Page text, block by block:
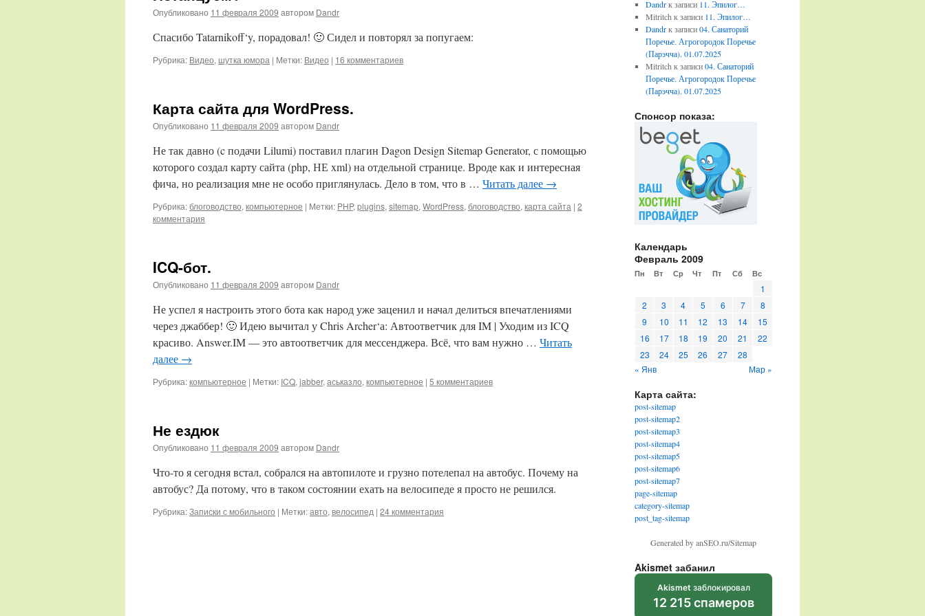
Опубликовано 11 февраля 2009 автором Dandr
Спасибо Tatarnikoff‘y, порадовал! 🙂 Сидел и повторял за попугаем:
Рубрика: Видео, шутка юмора | Метки: Видео | 16 комментариев
Карта сайта для WordPress.
Опубликовано 11 февраля 2009 автором Dandr
Не так давно (c подачи Lilumi) поставил плагин Dagon Design Sitemap Generator, с помощью
которого создал карту сайта (php, НЕ xml) на отдельной странице. Вроде как и интересная
фича, но реализация мне не особо приглянулась. Дело в том, что в … Читать далее →
Рубрика:блоговодство, компьютерное | Метки: PHP, plugins, sitemap, WordPress, блоговодство, карта сайта | 2
комментария
ICQ-бот.
Опубликовано 11 февраля 2009 автором Dandr
Не успел я настроить этого бота как народ уже заценил и начал делиться впечатлениями
через джаббер! 🙂 Идею вычитал у Chris Archer‘а: Автоответчик для IM | Уходим из ICQ
красиво. Answer.IM — это автоответчик для мессенджера. Всё, что вам нужно … Читать
далее →
Рубрика:компьютерное | Метки: ICQ, jabber, аськазло, компьютерное | 5 комментариев
Не ездюк
Опубликовано 11 февраля 2009 автором Dandr
Что-то я сегодня встал, собрался на автопилоте и грузно потелепал на автобус. Почему на
автобус? Да потому, что в таком состоянии ехать на велосипеде я просто не решился.
Рубрика:Записки с мобильного | Метки:авто, велосипед | 24 комментария
Dandrк записи 11. Эпилог…
Mitritch к записи 11. Эпилог…
Dandrк записи04. Санаторий
Поречье. Агрогородок Поречье
(Парэчча). 01.07.2025
Mitritch к записи04. Санаторий
Поречье. Агрогородок Поречье
(Парэчча). 01.07.2025
Спонсор показа:
Календарь
Февраль 2009
Пн Вт Ср Чт Пт Сб Вс
1
2
3 4 5 6 7
8
9
10 11 12 13 14
15
16
17 18 19 20 21
22
23
24 25 26 27
28
« Янв
Мар »
Карта сайта:
post-sitemap
post-sitemap2
post-sitemap3
post-sitemap4
post-sitemap5
post-sitemap6
post-sitemap7
page-sitemap
category-sitemap
post_tag-sitemap
Generated by anSEO.ru/Sitemap
Akismet забанил
Akismet заблокировал
12 215 спамеров